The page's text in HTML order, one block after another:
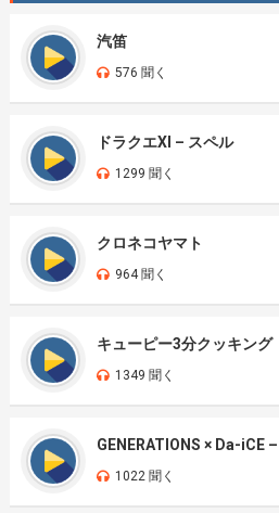
汽笛
576 聞く
ドラクエXI – スペル
1299 聞く
クロネコヤマト
964 聞く
キューピー3分クッキング
1349 聞く
GENERATIONS × Da-iCE
1022 聞く